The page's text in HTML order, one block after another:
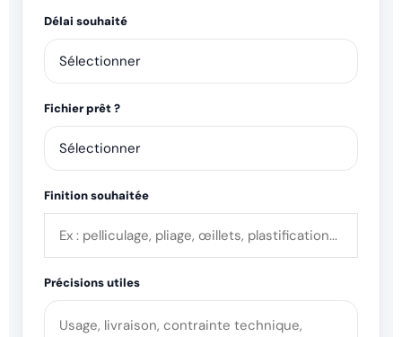
Délai souhaité
Fichier prêt ?
Finition souhaitée
Précisions utiles